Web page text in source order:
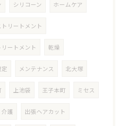
シリコーン ホームケア
リートメント
ートメント 乾燥
定 メンテナンス 北大塚
上池袋 王子本町 ミセス
介護 出張ヘアカット